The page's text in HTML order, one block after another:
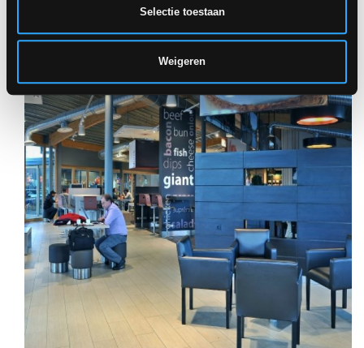
Selectie toestaan
Weigeren